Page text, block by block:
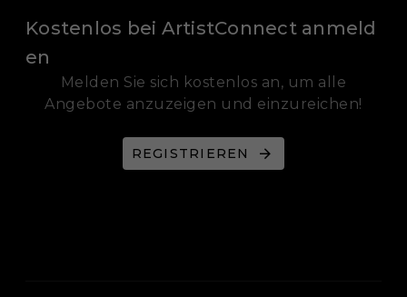
Kostenlos bei ArtistConnect anmeld
en
Melden Sie sich kostenlos an, um alle
Angebote anzuzeigen und einzureichen!
REGISTRIEREN